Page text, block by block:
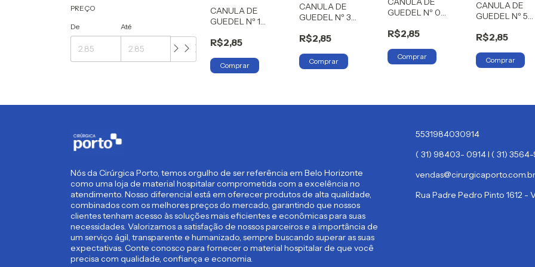
PREÇO
De Até
CANULA DE
GUEDEL Nº 1
R$2,85
CANULA DE
GUEDEL Nº 3
R$2,85
GUEDEL Nº 0
R$2,85
CANULA DE
GUEDEL Nº 5
R$2,85
Nós da Cirúrgica Porto, temos orgulho de ser referência em Belo Horizonte
como uma loja de material hospitalar comprometida com a excelência no
atendimento. Nosso diferencial está em oferecer produtos de alta qualidade,
combinados com os melhores preços do mercado, garantindo que nossos
clientes tenham acesso às soluções mais eficientes e econômicas para suas
necessidades. Valorizamos a satisfação de nossos parceiros e a importância de
um serviço ágil, transparente e humanizado, sempre buscando superar as suas
expectativas. Conte conosco para fornecer o material hospitalar de que você
precisa com qualidade, confiança e economia.
5531984030914
( 31) 98403- 0914 I ( 31)
vendas@cirurgicaporto.com.br
Rua Padre Pedro Pinto 1612 -